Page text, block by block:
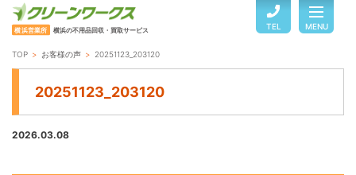
横浜営業所 横浜の不用品回収・買取サービス TEL MENU
TOP
TOP お客様の声 20251123_203120
20251123_203120
2026.03.08